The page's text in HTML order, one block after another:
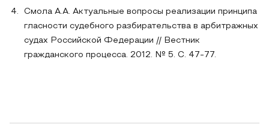
Смола А.А. Актуальные вопросы реализации принципа
гласности судебного разбирательства в арбитражных
судах Российской Федерации // Вестник
гражданского процесса. 2012. № 5. С. 47-77.